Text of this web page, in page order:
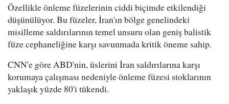
Özellikle önleme füzelerinin ciddi biçimde etkilendiği
düşünülüyor. Bu füzeler, İran'ın bölge genelindeki
misilleme saldırılarının temel unsuru olan geniş balistik
füze cephaneliğine karşı savunmada kritik öneme sahip.
CNN'e göre ABD'nin, üslerini İran saldırılarına karşı
korumaya çalışması nedeniyle önleme füzesi stoklarının
yaklaşık yüzde 80'i tükendi.